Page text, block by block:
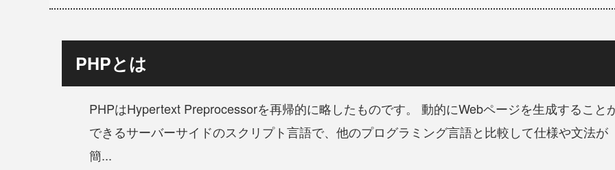
PHPとは
PHPはHypertext Preprocessorを再帰的に略したものです。 動的にWebページを生成すること
できるサーバーサイドのスクリプト言語で、他のプログラミング言語と比較して仕様や文法が
簡...